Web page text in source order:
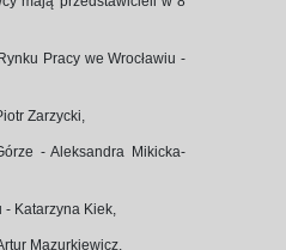
Pracy we Wrocławiu -
Zarzycki,
- Aleksandra Mikicka-
- Katarzyna Kiek,
Mazurkiewicz,